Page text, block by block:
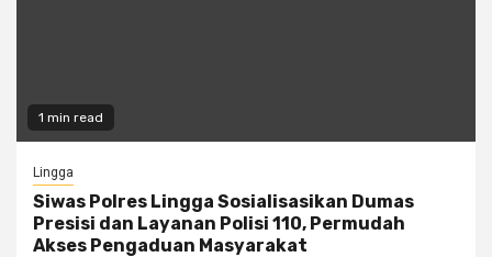
1 min read
Lingga
Siwas Polres Lingga Sosialisasikan Dumas
Presisi dan Layanan Polisi 110, Permudah
Akses Pengaduan Masyarakat